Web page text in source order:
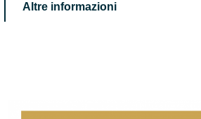
Altre informazioni